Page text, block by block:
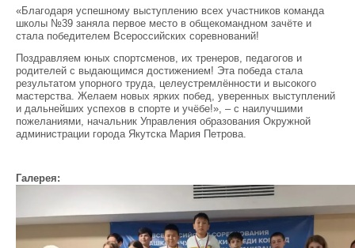
«Благодаря успешному выступлению всех участников команда
школы №39 заняла первое место в общекомандном зачёте и
стала победителем Всероссийских соревнований!
Поздравляем юных спортсменов, их тренеров, педагогов и
родителей с выдающимся достижением! Эта победа стала
результатом упорного труда, целеустремлённости и высокого
мастерства. Желаем новых ярких побед, уверенных выступлений
и дальнейших успехов в спорте и учёбе!», – с наилучшими
пожеланиями, начальник Управления образования Окружной
администрации города Якутска Мария Петрова.
Галерея: